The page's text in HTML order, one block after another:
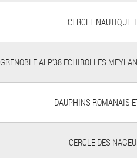
CERCLE
GRENOBLE ALP'38 ECHIROLLES
DAUPHINS ROMANAIS
CERCLE DES